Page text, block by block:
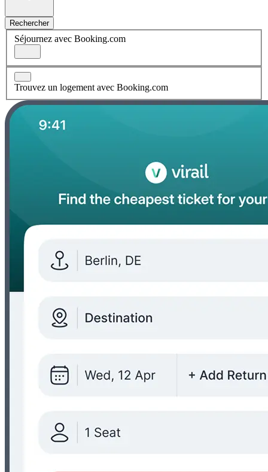
Rechercher
Séjournez avec Booking.com
Trouvez un logement avec Booking.com